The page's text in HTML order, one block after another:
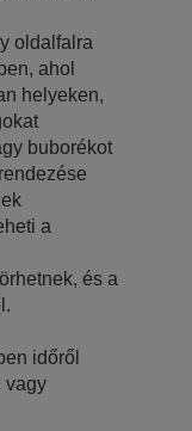
oldalfalra
ahol
helyeken,
buborékot
a
és a
időről
vagy